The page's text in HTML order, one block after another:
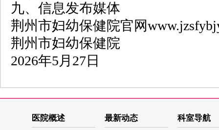
九、信息发布媒体
荆州市妇幼保健院官网
荆州市妇幼保健院
2026年5月27日
医院概述 最新动态 科室导航